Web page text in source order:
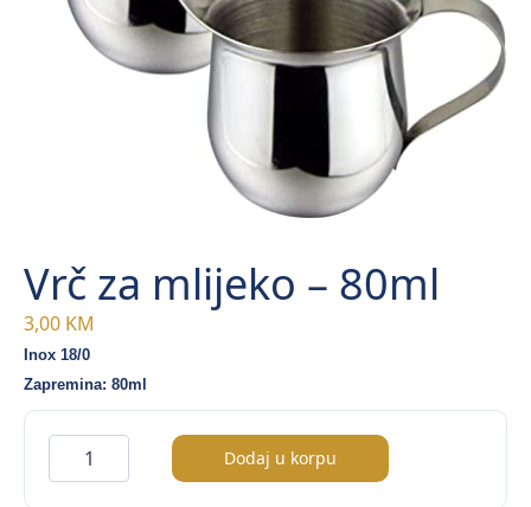
Vrč za mlijeko – 80ml
3,00 KM
Inox 18/0
Zapremina: 80ml
za
Dodaj u korpu